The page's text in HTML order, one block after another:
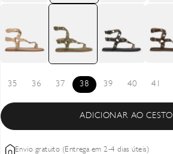
35 36 37 38 39 40 41
ADICIONAR AO CESTO
Envio gratuito (Entrega em 2-4 dias úteis)